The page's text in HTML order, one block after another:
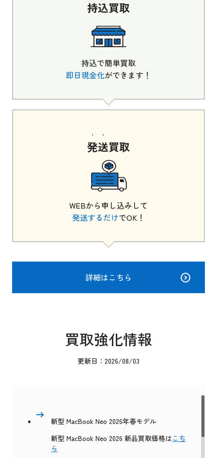
持込買取
持込で簡単買取
即日現金化ができます！
発送買取
WEBから申し込みして
発送するだけでOK！
詳細はこちら
買取強化情報
更新日：2026/08/03
新型 MacBook Neo 2026年春モデル
新型 MacBook Neo 2026 新品買取価格はこち
ら